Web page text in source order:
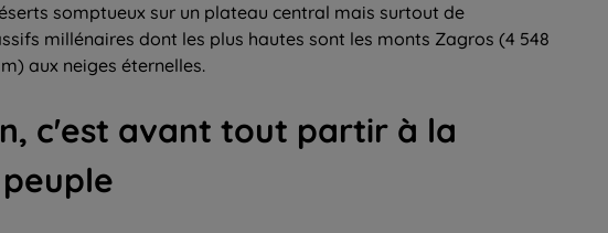
somptueux sur un plateau central mais surtout de
millénaires dont les plus hautes sont les monts Zagros (4 548
aux neiges éternelles.
c'est avant tout partir à la